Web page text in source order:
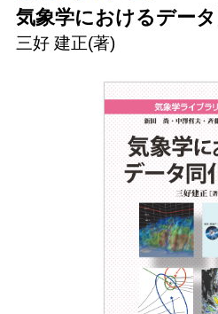
気象学におけるデー
三好 建正(著)